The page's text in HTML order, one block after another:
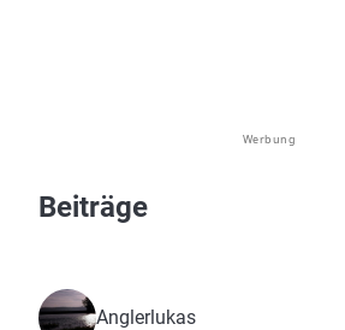
Werbung
Beiträge
Anglerlukas